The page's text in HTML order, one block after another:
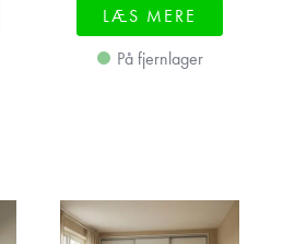
LÆS MERE
På fjernlager